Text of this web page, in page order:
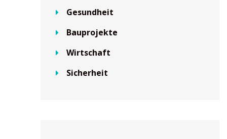
Gesundheit
Bauprojekte
Wirtschaft
Sicherheit